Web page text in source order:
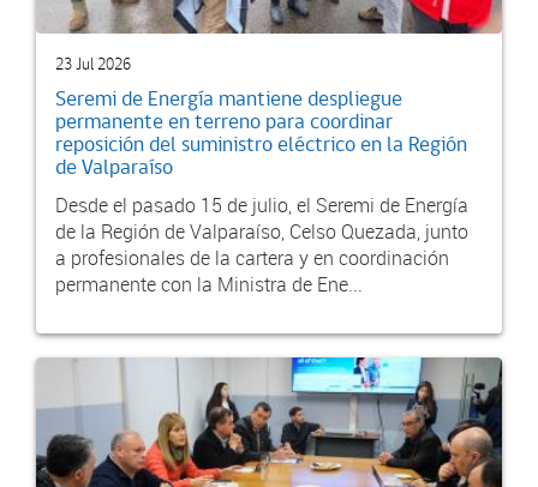
23 Jul 2026
Seremi de Energía mantiene despliegue
permanente en terreno para coordinar
reposición del suministro eléctrico en la Región
de Valparaíso
Desde el pasado 15 de julio, el Seremi de Energía
de la Región de Valparaíso, Celso Quezada, junto
a profesionales de la cartera y en coordinación
permanente con la Ministra de Ene...